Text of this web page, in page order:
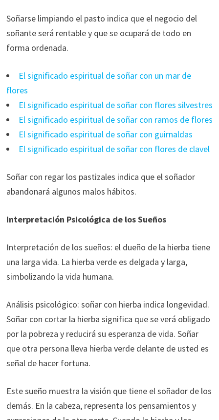
Soñarse limpiando el pasto indica que el negocio del
soñante será rentable y que se ocupará de todo en
forma ordenada.
El significado espiritual de soñar con un mar de
flores
El significado espiritual de soñar con flores silvestres
El significado espiritual de soñar con ramos de flores
El significado espiritual de soñar con guirnaldas
El significado espiritual de soñar con flores de clavel
Soñar con regar los pastizales indica que el soñador
abandonará algunos malos hábitos.
Interpretación Psicológica de los Sueños
Interpretación de los sueños: el dueño de la hierba tiene
una larga vida. La hierba verde es delgada y larga,
simbolizando la vida humana.
Análisis psicológico: soñar con hierba indica longevidad.
Soñar con cortar la hierba significa que se verá obligado
por la pobreza y reducirá su esperanza de vida. Soñar
que otra persona lleva hierba verde delante de usted es
señal de hacer fortuna.
Este sueño muestra la visión que tiene el soñador de los
demás. En la cabeza, representa los pensamientos y